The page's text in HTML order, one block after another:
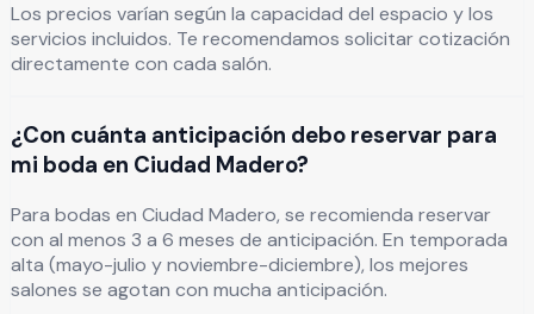
Los precios varían según la capacidad del espacio y los
servicios incluidos. Te recomendamos solicitar cotización
directamente con cada salón.
¿Con cuánta anticipación debo reservar para
mi boda en Ciudad Madero?
Para bodas en Ciudad Madero, se recomienda reservar
con al menos 3 a 6 meses de anticipación. En temporada
alta (mayo-julio y noviembre-diciembre), los mejores
salones se agotan con mucha anticipación.